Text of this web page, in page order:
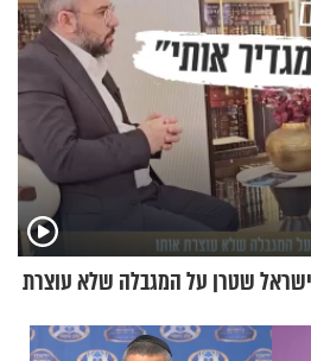
שטרן על המגבלה שלא עוצרת